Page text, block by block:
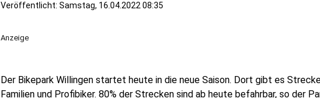
Veröffentlicht: Samstag, 16.04.2022 08:35
Anzeige
Der Bikepark Willingen startet heute in die neue Saison. Dort gibt es
Familien und Profibiker. 80% der Strecken sind ab heute befahrbar, so der